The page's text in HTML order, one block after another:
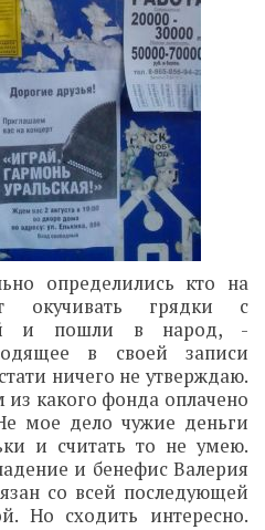
определились кто на
окучивать грядки с
и пошли в народ, -
в своей записи
ничего не утверждаю.
какого фонда оплачено
мое дело чужие деньги
и считать то не умею.
и бенефис Валерия
со всей последующей
Но сходить интересно.